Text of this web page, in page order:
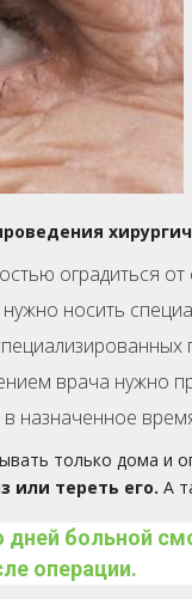
оградиться
носить
врача нужно
назначенное
только дома и
или тереть его. А
больной
операции.